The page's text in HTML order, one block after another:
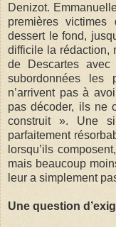
Denizot.
premières
dessert le fond,
difficile la rédaction,
de Descartes
subordonnées les
n’arrivent pas à
pas décoder, ils ne
construit ». Une
parfaitement
lorsqu’ils
mais beaucoup
leur a simplement
Une question